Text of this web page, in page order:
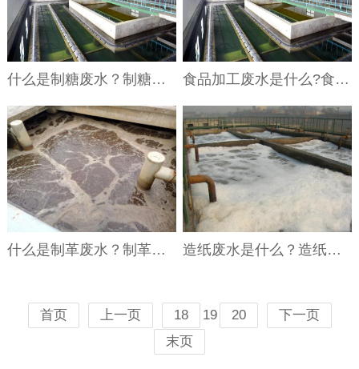
什么是制糖废水？制糖废水处理技术 食品加工废水是什么?食品加工废水处理方法
什么是制革废水？制革废水特点与处理工艺 造纸废水是什么？造纸废水处理方法介绍
首页 上一页 18 19 20
下一页
末页